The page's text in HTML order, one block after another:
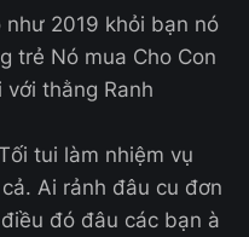
2019 khỏi bạn nó
trẻ Nó mua Cho Con
thằng Ranh
tui làm nhiệm vụ
Ai rảnh đâu cu đơn
đó đâu các bạn à